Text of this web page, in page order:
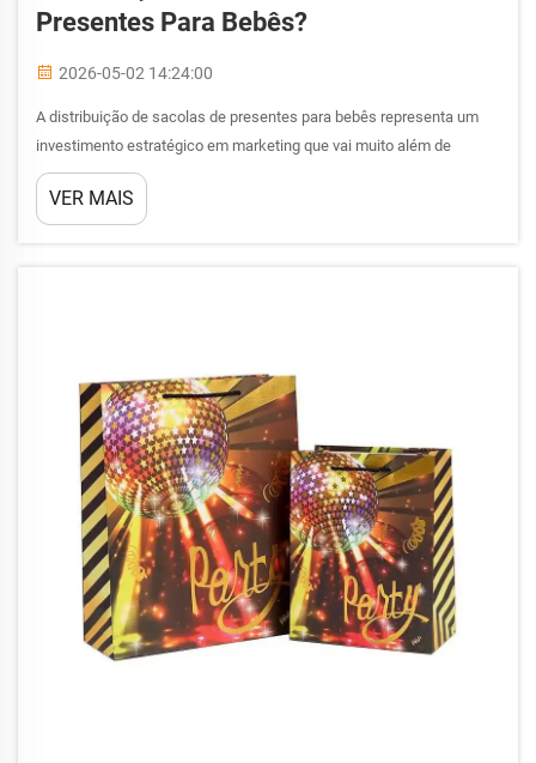
Presentes Para Bebês?
2026-05-02 14:24:00
A distribuição de sacolas de presentes para bebês representa um
investimento estratégico em marketing que vai muito além de
simples brindes promocionais. Para empresas que visam futuros
pais, mães recém-paridas e consumidores voltados para a família,
VER MAIS